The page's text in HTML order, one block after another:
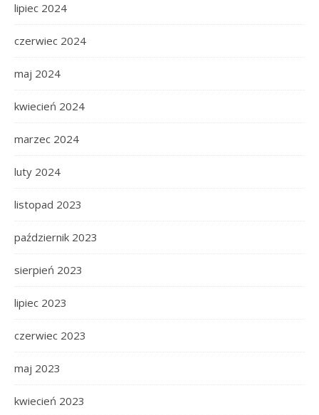
lipiec 2024
czerwiec 2024
maj 2024
kwiecień 2024
marzec 2024
luty 2024
listopad 2023
październik 2023
sierpień 2023
lipiec 2023
czerwiec 2023
maj 2023
kwiecień 2023